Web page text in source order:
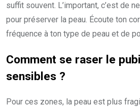
suffit souvent. L’important, c’est de
pour préserver la peau. Écoute ton
fréquence à ton type de peau et de
Comment se raser le
sensibles ?
Pour ces zones, la peau est plus